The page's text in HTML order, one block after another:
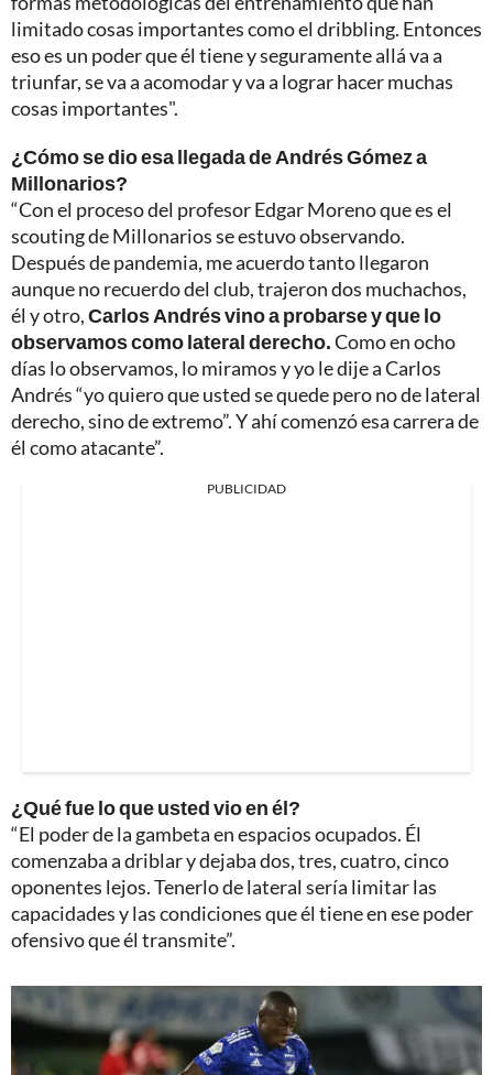
limitado cosas importantes como el dribbling. Entonces
eso es un poder que él tiene y seguramente allá va a
triunfar, se va a acomodar y va a lograr hacer muchas
cosas importantes".
¿Cómo se dio esa llegada de Andrés Gómez a
Millonarios?
“Con el proceso del profesor Edgar Moreno que es el
scouting de Millonarios se estuvo observando.
Después de pandemia, me acuerdo tanto llegaron
aunque no recuerdo del club, trajeron dos muchachos,
él y otro,Carlos Andrés vino a probarse y que lo
observamos como lateral derecho.Como en ocho
días lo observamos, lo miramos y yo le dije a Carlos
Andrés “yo quiero que usted se quede pero no de lateral
derecho, sino de extremo”. Y ahí comenzó esa carrera de
él como atacante”.
PUBLICIDAD
¿Qué fue lo que usted vio en él?
“El poder de la gambeta en espacios ocupados. Él
comenzaba a driblar y dejaba dos, tres, cuatro, cinco
oponentes lejos. Tenerlo de lateral sería limitar las
capacidades y las condiciones que él tiene en ese poder
ofensivo que él transmite”.